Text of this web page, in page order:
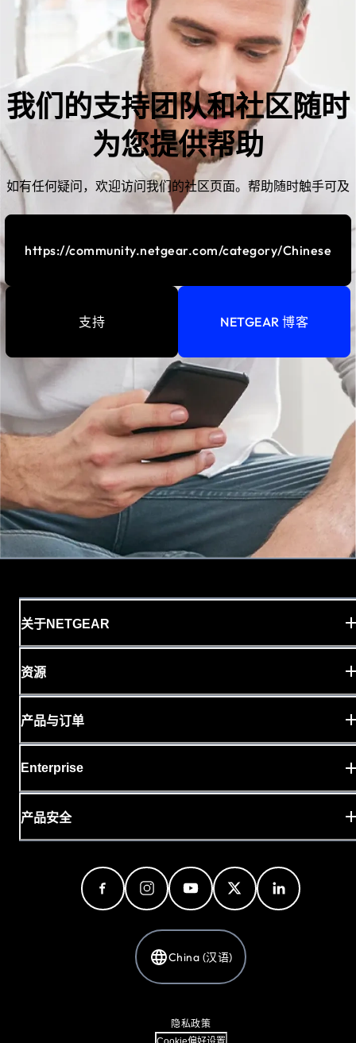
我们的支持团队和社区随时
为您提供帮助
如有任何疑问，欢迎访问我们的社区页面。帮助随时触手可及
https://community.netgear.com/category/Chinese
支持 NETGEAR 博客
关于NETGEAR
资源
产品与订单
Enterprise
产品安全
China (汉语)
隐私政策